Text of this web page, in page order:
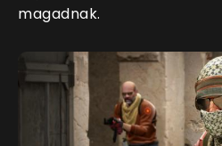
magadnak.